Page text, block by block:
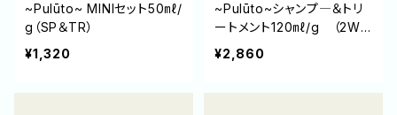
~Pulūto~ MINIセット50㎖/
g（SP＆TR）
¥1,320
~Pulūto~シャンプ―＆トリ
ートメント120㎖/g （2WE
EKトライアルセット）
¥2,860